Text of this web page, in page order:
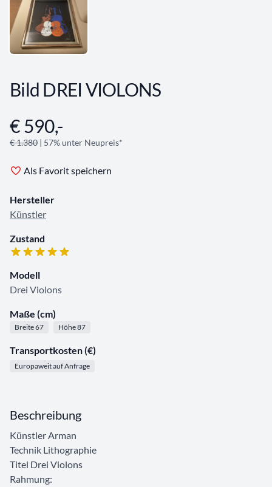
Bild DREI VIOLONS
Angebotsinformationen
€ 590,-
€ 1.380 | 57% unter Neupreis*
Als Favorit speichern
Hersteller
Künstler
Zustand
Modell
Drei Violons
Maße (cm)
Breite 67 Höhe 87
Transportkosten (€)
Europaweit auf Anfrage
Beschreibung
Künstler Arman
Technik Lithographie
Titel Drei Violons
Rahmung: